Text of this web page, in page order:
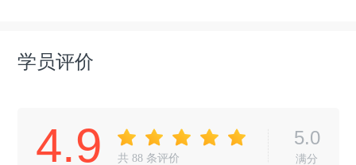
学员评价
4.9 共88 条评价
5.0
满分